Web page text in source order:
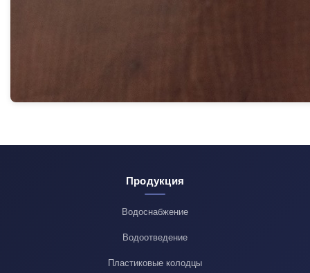
Продукция
Водоснабжение
Водоотведение
Пластиковые колодцы